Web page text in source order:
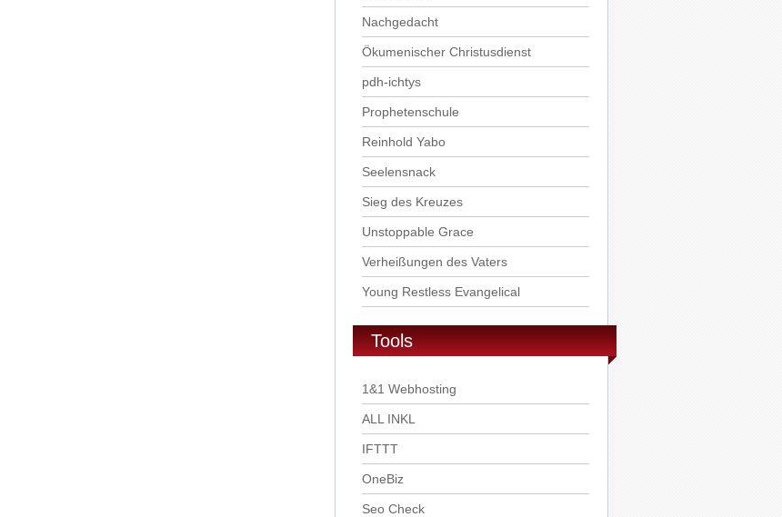
Nachgedacht
Ökumenischer Christusdienst
pdh-ichtys
Prophetenschule
Reinhold Yabo
Seelensnack
Sieg des Kreuzes
Unstoppable Grace
Verheißungen des Vaters
Young Restless Evangelical
Tools
1&1 Webhosting
ALL INKL
IFTTT
OneBiz
Seo Check